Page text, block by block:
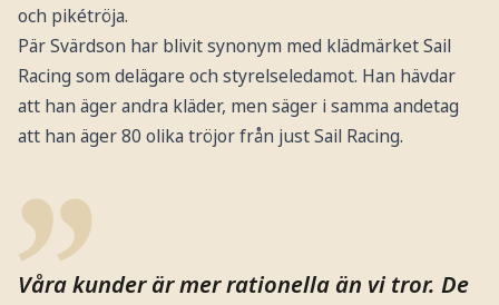
och pikétröja.
Pär Svärdson har blivit synonym med klädmärket Sail
Racing som delägare och styrelseledamot. Han hävdar
att han äger andra kläder, men säger i samma andetag
att han äger 80 olika tröjor från just Sail Racing.
Våra kunder är mer rationella än vi tror. De